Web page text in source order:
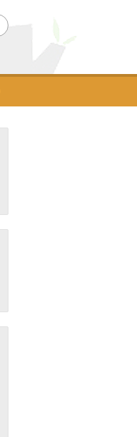
Buscar